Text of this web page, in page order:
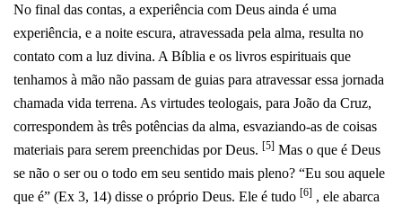
No final das contas, a experiência com Deus ainda é uma
experiência, e a noite escura, atravessada pela alma, resulta no
contato com a luz divina. A Bíblia e os livros espirituais que
tenhamos à mão não passam de guias para atravessar essa jornada
chamada vida terrena. As virtudes teologais, para João da Cruz,
correspondem às três potências da alma, esvaziando-as de coisas
materiais para serem preenchidas por Deus. [5] Mas o que é Deus
se não o ser ou o todo em seu sentido mais pleno? “Eu sou aquele
que é” (Ex 3, 14) disse o próprio Deus. Ele é tudo [6] , ele abarca